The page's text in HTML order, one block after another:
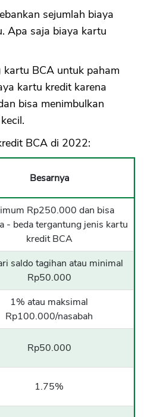
Apa saja biaya kartu
BCA untuk paham
kartu kredit karena
bisa menimbulkan
BCA di 2022:
Besarnya
Rp250.000 dan bisa
- beda tergantung jenis kartu
kredit BCA
saldo tagihan atau minimal
Rp50.000
1% atau maksimal
Rp100.000/nasabah
Rp50.000
1.75%